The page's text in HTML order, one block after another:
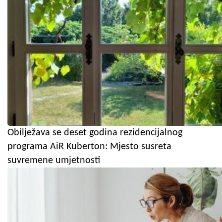
Obilježava se deset godina rezidencijalnog
programa AiR Kuberton: Mjesto susreta
suvremene umjetnosti